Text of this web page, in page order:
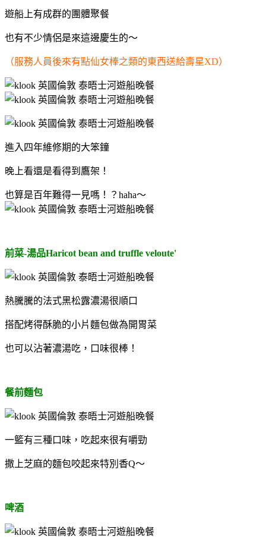
遊船上有成群的團體聚餐
也有不少情侶是來這邊慶生的～
（服務人員後來有點仙女棒之類的東西送給壽星XD）
進入四年維修期的大笨鐘
晚上看還是看得到鷹架！
也算是百年難得一見嗎！？haha～
前菜-湯品Haricot bean and truffle veloute'
熱騰騰的法式黑松露濃湯很順口
搭配烤得酥脆的小片麵包做為開胃菜
也可以沾著濃湯吃，口味很棒！
餐前麵包
一籃有三種口味，吃起來很有嚼勁
撒上芝麻的麵包咬起來特別香Q～
啤酒